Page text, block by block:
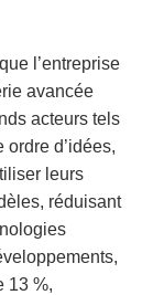
l’entreprise
avancée
acteurs tels
d’idées,
leurs
réduisant
13 %,